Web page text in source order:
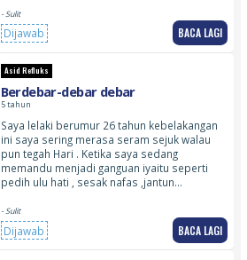
- Sulit
Dijawab BACA LAGI
Asid Refluks
Berdebar-debar debar
5 tahun
Saya lelaki berumur 26 tahun kebelakangan
ini saya sering merasa seram sejuk walau
pun tegah Hari . Ketika saya sedang
memandu menjadi ganguan iyaitu seperti
pedih ulu hati , sesak nafas ,jantun…
- Sulit
Dijawab BACA LAGI